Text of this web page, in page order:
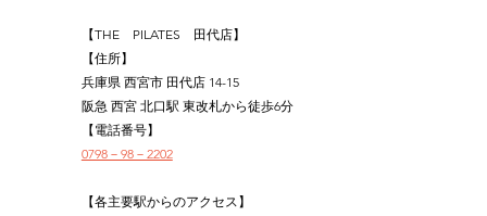
【THE　PILATES　田代店】
【住所】
兵庫県 西宮市 田代店 14-15
阪急 西宮 北口駅 東改札から徒歩6分
【電話番号】
0798－98－2202
【各主要駅からのアクセス】